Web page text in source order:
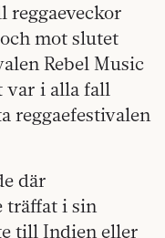
reggaeveckor
mot slutet
Rebel Music
var i alla fall
reggaefestivalen
där
träffat i sin
till Indien eller